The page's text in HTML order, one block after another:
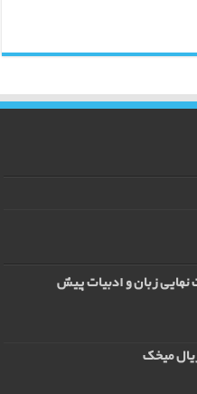
نهایی زبان و ادبیات پیش